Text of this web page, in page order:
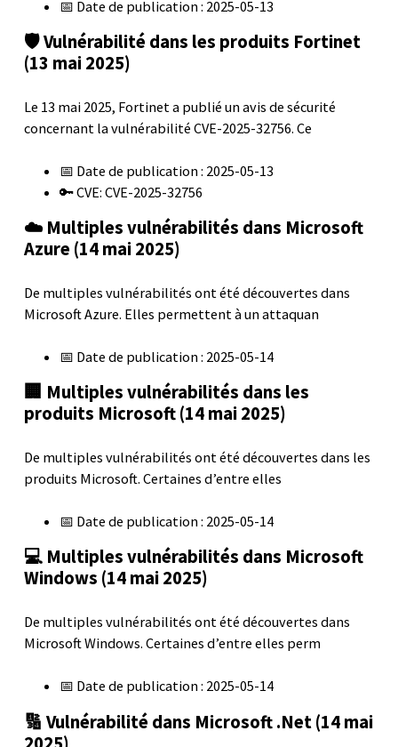
📅 Date de publication : 2025-05-13
🛡️ Vulnérabilité dans les produits Fortinet
(13 mai 2025)
Le 13 mai 2025, Fortinet a publié un avis de sécurité
concernant la vulnérabilité CVE-2025-32756. Ce
📅 Date de publication : 2025-05-13
🔑 CVE: CVE-2025-32756
☁️ Multiples vulnérabilités dans Microsoft
Azure (14 mai 2025)
De multiples vulnérabilités ont été découvertes dans
Microsoft Azure. Elles permettent à un attaquan
📅 Date de publication : 2025-05-14
🏢 Multiples vulnérabilités dans les
produits Microsoft (14 mai 2025)
De multiples vulnérabilités ont été découvertes dans les
produits Microsoft. Certaines d’entre elles
📅 Date de publication : 2025-05-14
💻 Multiples vulnérabilités dans Microsoft
Windows (14 mai 2025)
De multiples vulnérabilités ont été découvertes dans
Microsoft Windows. Certaines d’entre elles perm
📅 Date de publication : 2025-05-14
🔢 Vulnérabilité dans Microsoft .Net (14 mai